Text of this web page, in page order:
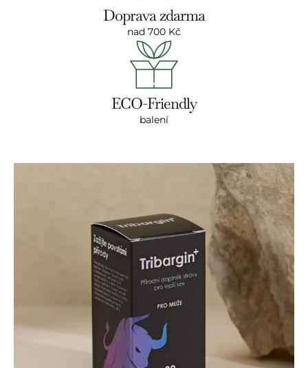
Doprava zdarma
nad 700 Kč
ECO-Friendly
balení